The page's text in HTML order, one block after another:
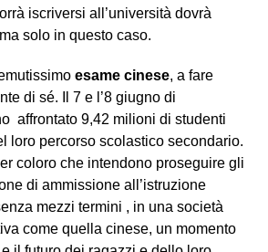
iscriversi all’università dovrà
solo in questo caso.
esame cinese, a fare
di sé. Il 7 e l’8 giugno di
affrontato 9,42 milioni di studenti
loro percorso scolastico secondario.
coloro che intendono proseguire gli
di ammissione all’istruzione
mezzi termini , in una società
come quella cinese, un momento